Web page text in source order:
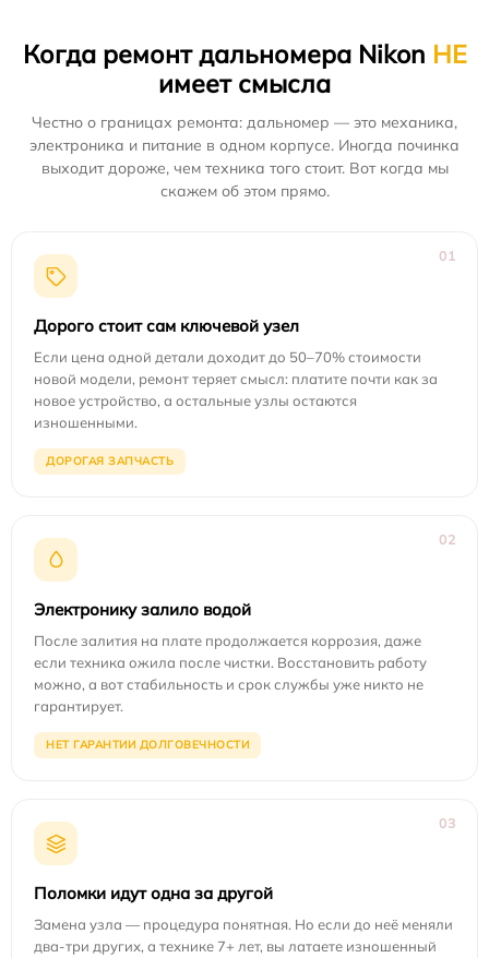
Когда ремонт дальномера Nikon НЕ
имеет смысла
Честно о границах ремонта: дальномер — это механика,
электроника и питание в одном корпусе. Иногда починка
выходит дороже, чем техника того стоит. Вот когда мы
скажем об этом прямо.
01
Дорого стоит сам ключевой узел
Если цена одной детали доходит до 50–70% стоимости
новой модели, ремонт теряет смысл: платите почти как за
новое устройство, а остальные узлы остаются
изношенными.
ДОРОГАЯ ЗАПЧАСТЬ
02
Электронику залило водой
После залития на плате продолжается коррозия, даже
если техника ожила после чистки. Восстановить работу
можно, а вот стабильность и срок службы уже никто не
гарантирует.
НЕТ ГАРАНТИИ ДОЛГОВЕЧНОСТИ
03
Поломки идут одна за другой
Замена узла — процедура понятная. Но если до неё меняли
два-три других, а технике 7+ лет, вы латаете изношенный